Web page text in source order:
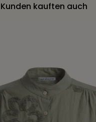
Kunden kauften auch